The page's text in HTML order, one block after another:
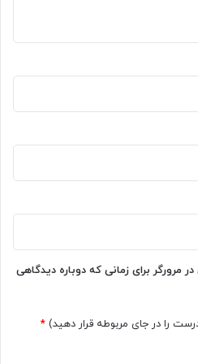
مرورگر برای زمانی که دوباره دیدگاهی
را در جای مربوطه قرار دهید) *